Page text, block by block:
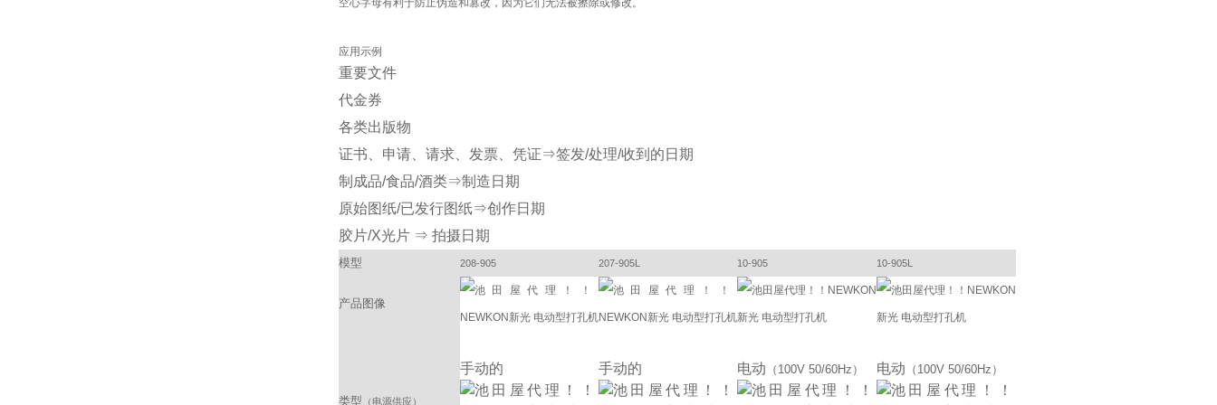
空心字母有利于防止伪造和篡改，因为它们无法被擦除或修改。
应用示例
重要文件
代金券
各类出版物
证书、申请、请求、发票、凭证⇒签发/处理/收到的日期
制成品/食品/酒类⇒制造日期
原始图纸/已发行图纸⇒创作日期
胶片/X光片 ⇒ 拍摄日期
模型 208-905 207-905L 10-905 10-905L
产品图像
类型 （电源供应）
手动的 手动的 电动 （100V 50/60Hz） 电动 （100V 50/60Hz）